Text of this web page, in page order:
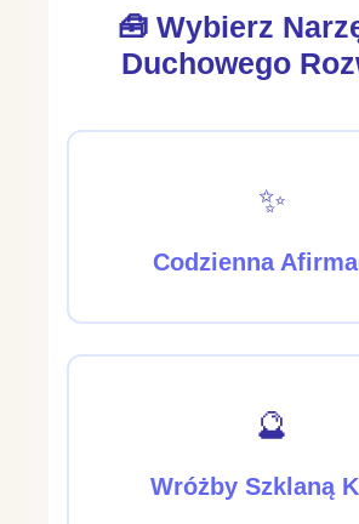
🧰 Wybierz
Duchowego
✨
Codzienna
🔮
Wróżby Szklaną